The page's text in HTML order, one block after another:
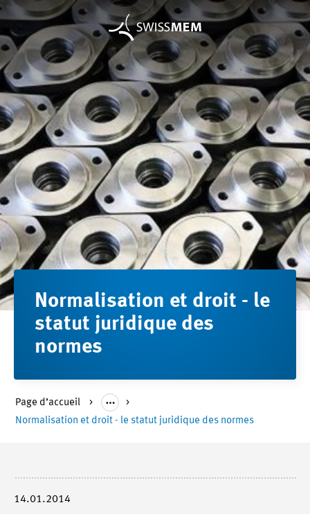
Normalisation et droit - le
statut juridique des
normes
Page d’accueil
Normalisation et droit - le statut juridique des normes
14.01.2014